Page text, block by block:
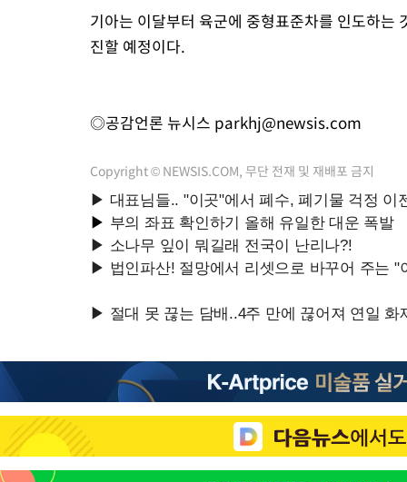
기아는 이달부터 육군에 중형표준차를 인도하는
진할 예정이다.
◎공감언론 뉴시스 parkhj@newsis.com
Copyright © NEWSIS.COM, 무단 전재 및 재배포 금지